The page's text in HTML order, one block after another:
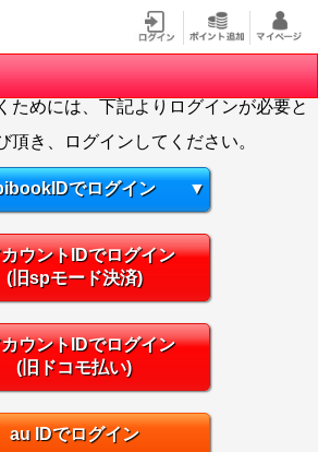
ためには、下記よりログインが必要と
頂き、ログインしてください。
でログイン ▼
ウントIDでログイン
(旧spモード決済)
ウントIDでログイン
(旧ドコモ払い)
au IDでログイン